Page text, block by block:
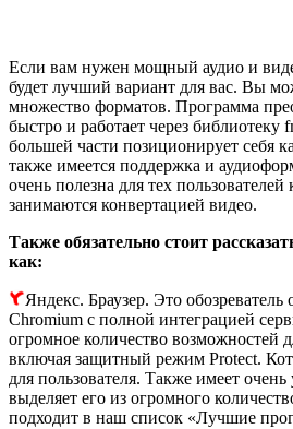
Если вам нужен мощный аудио и
будет лучший вариант для вас. Вы
множество форматов. Программа
быстро и работает через
большей части позиционирует себя
также имеется поддержка и
очень полезна для тех пользователей
занимаются конвертацией видео.
Также обязательно стоит
как:
Яндекс. Браузер. Это
Chromium с полной интеграцией
огромное количество возможностей
включая защитный режим Protect.
для пользователя. Также имеет
выделяет его из огромного
подходит в наш список «Лучшие